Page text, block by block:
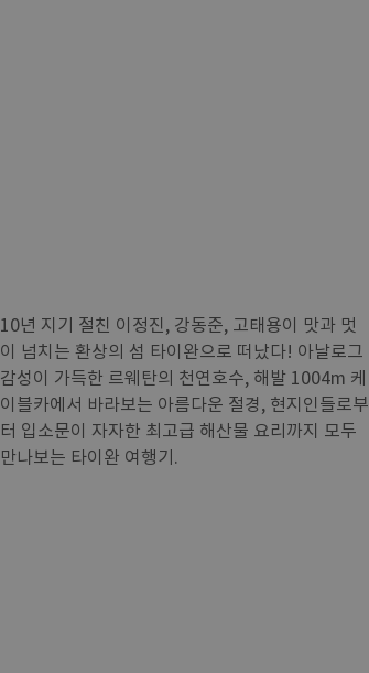
10년 지기 절친 이정진, 강동준, 고태용이 맛과 멋
이 넘치는 환상의 섬 타이완으로 떠났다! 아날로그
감성이 가득한 르웨탄의 천연호수, 해발 1004m 케
이블카에서 바라보는 아름다운 절경, 현지인들로부
터 입소문이 자자한 최고급 해산물 요리까지 모두
만나보는 타이완 여행기.